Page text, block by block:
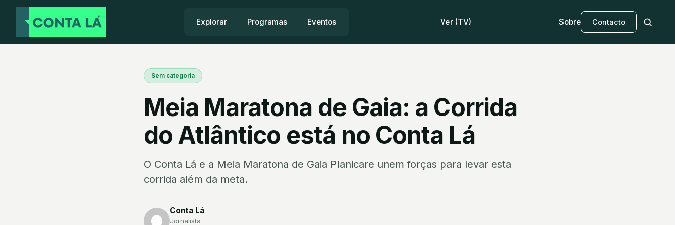
Explorar Programas Eventos Ver (TV) Sobre Contacto
Sem categoria
Meia Maratona de Gaia: a Corrida
do Atlântico está no Conta Lá
O Conta Lá e a Meia Maratona de Gaia Planicare unem forças para levar esta
corrida além da meta.
Conta Lá
Jornalista